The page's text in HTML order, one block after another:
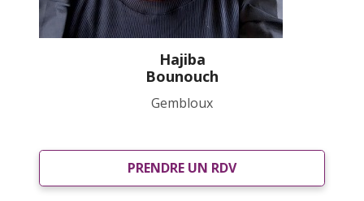
Hajiba
Bounouch
Gembloux
PRENDRE UN RDV